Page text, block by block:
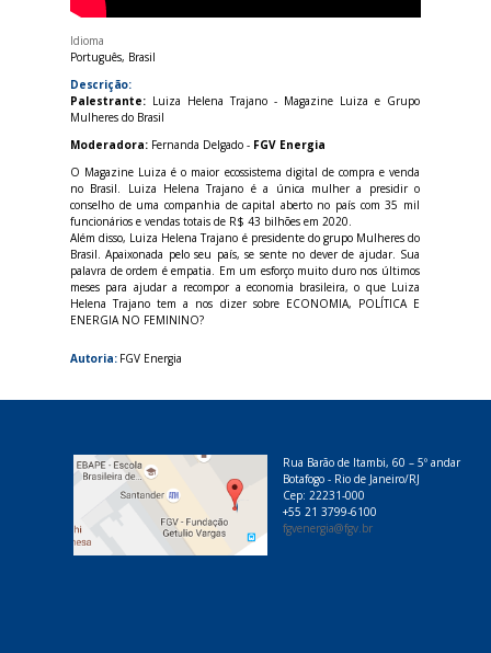
Idioma
Português, Brasil
Descrição:
Palestrante: Luiza Helena Trajano - Magazine Luiza e Grupo
Mulheres do Brasil
Moderadora: Fernanda Delgado - FGV Energia
O Magazine Luiza é o maior ecossistema digital de compra e venda
no Brasil. Luiza Helena Trajano é a única mulher a presidir o
conselho de uma companhia de capital aberto no país com 35 mil
funcionários e vendas totais de R$ 43 bilhões em 2020.
Além disso, Luiza Helena Trajano é presidente do grupo Mulheres do
Brasil. Apaixonada pelo seu país, se sente no dever de ajudar. Sua
palavra de ordem é empatia. Em um esforço muito duro nos últimos
meses para ajudar a recompor a economia brasileira, o que Luiza
Helena Trajano tem a nos dizer sobre ECONOMIA, POLÍTICA E
ENERGIA NO FEMININO?
Autoria: FGV Energia
Rua Barão de Itambi, 60 – 5º andar
Botafogo - Rio de Janeiro/RJ
Cep: 22231-000
+55 21 3799-6100
fgvenergia@fgv.br